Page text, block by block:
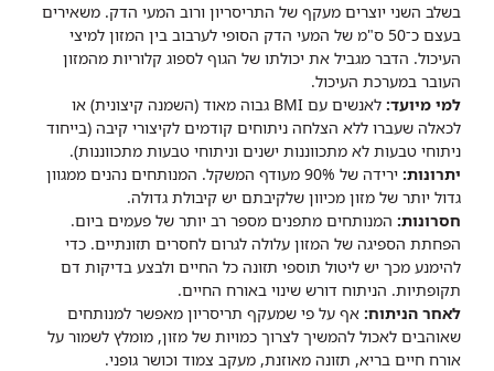
בשלב השני יוצרים מעקף של התריסריון ורוב המעי הדק. משאירים
בעצם כ־50 ס"מ של המעי הדק הסופי לערבוב בין המזון למיצי
העיכול. הדבר מגביל את יכולתו של הגוף לספוג קלוריות מהמזון
העובר במערכת העיכול.
למי מיועד:
לאנשים עם BMI גבוה מאוד (השמנה קיצונית) או
לכאלה שעברו ללא הצלחה ניתוחים קודמים לקיצורי קיבה (בייחוד
ניתוחי טבעות לא מתכווננות ישנים וניתוחי טבעות מתכווננות).
יתרונות:
ירידה של 90% מעודף המשקל. המנותחים נהנים ממגוון
גדול יותר של מזון מכיוון שלקיבתם יש קיבולת גדולה.
חסרונות: המנותחים מתפנים מספר רב יותר של פעמים ביום.
הפחתת הספיגה של המזון עלולה לגרום לחסרים תזונתיים. כדי
להימנע מכך יש ליטול תוספי תזונה כל החיים ולבצע בדיקות דם
תקופתיות. הניתוח דורש שינוי באורח החיים.
לאחר הניתוח: אף על פי שמעקף תריסריון מאפשר למנותחים
שאוהבים לאכול להמשיך לצרוך כמויות של מזון, מומלץ לשמור על
אורח חיים בריא, תזונה מאוזנת, מעקב צמוד וכושר גופני.